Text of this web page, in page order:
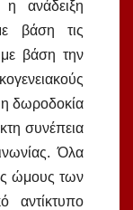
ανάδειξη
βάση τις
με βάση την
δωροδοκία
συνέπεια
Όλα
ώμους των
αντίκτυπο